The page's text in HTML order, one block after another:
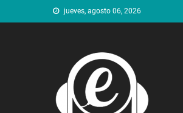
al
jueves, agosto 06, 2026